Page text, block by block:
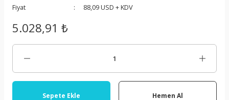
Fiyat
88,09 USD + KDV
5.028,91 ₺
Sepete Ekle Hemen Al